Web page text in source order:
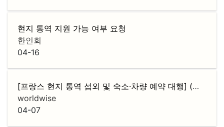
현지 통역 지원 가능 여부 요청
한인회
04-16
[프랑스 현지 통역 섭외 및 숙소·차량 예약 대행] (기업 전용 · 후불 정산)
worldwise
04-07